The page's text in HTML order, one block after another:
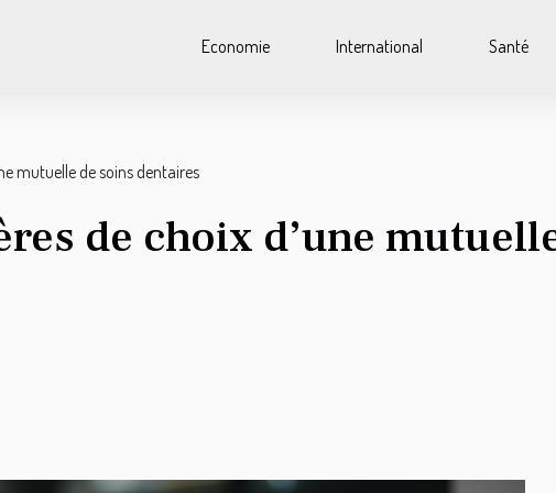
Economie International Santé
mutuelle de soins dentaires
de choix d’une